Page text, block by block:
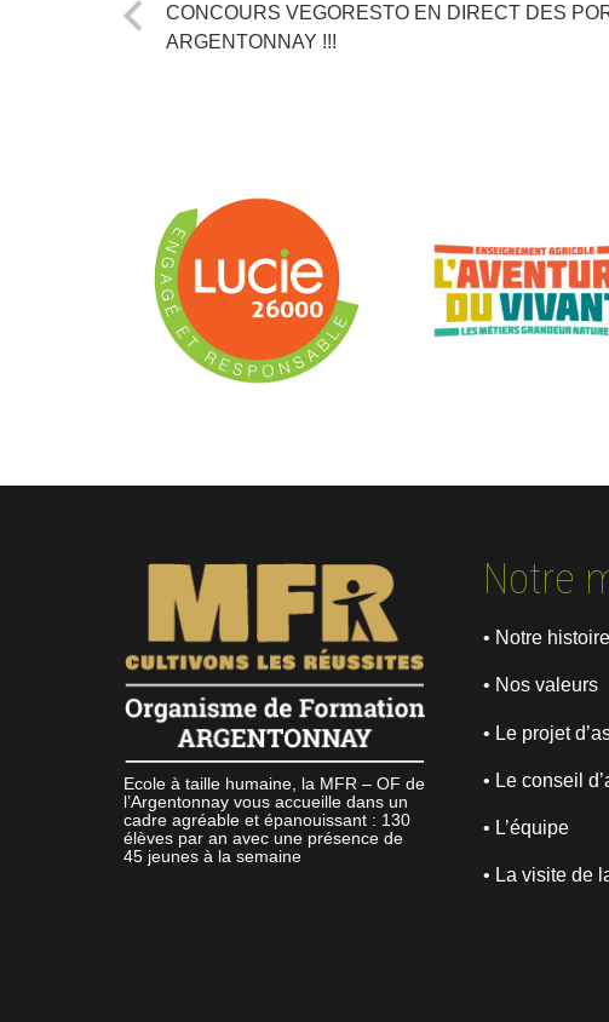
CONCOURS VEGORESTO EN DIRECT DES
ARGENTONNAY !!!
Ecole à taille humaine, la MFR – OF de
l’Argentonnay vous accueille dans un
cadre agréable et épanouissant : 130
élèves par an avec une présence de
45 jeunes à la semaine
Notre
• Notre histoire
• Nos valeurs
• Le projet
• Le conseil
• L’équipe
• La visite de